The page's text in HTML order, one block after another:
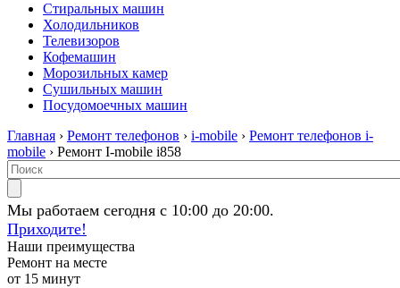
Стиральных машин
Холодильников
Телевизоров
Кофемашин
Морозильных камер
Сушильных машин
Посудомоечных машин
Главная › Ремонт телефонов › i-mobile › Ремонт телефонов i-
mobile › Ремонт I-mobile i858
Мы работаем сегодня с 10:00 до 20:00.
Приходите!
Наши преимущества
Ремонт на месте
от 15 минут